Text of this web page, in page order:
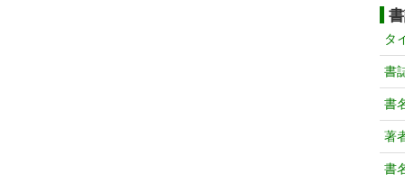
タ
書
書
著
書